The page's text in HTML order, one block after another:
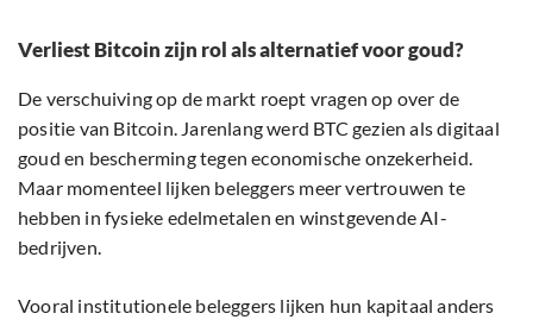
Verliest Bitcoin zijn rol als alternatief voor goud?
De verschuiving op de markt roept vragen op over de
positie van Bitcoin. Jarenlang werd BTC gezien als digitaal
goud en bescherming tegen economische onzekerheid.
Maar momenteel lijken beleggers meer vertrouwen te
hebben in fysieke edelmetalen en winstgevende AI-
bedrijven.
Vooral institutionele beleggers lijken hun kapitaal anders